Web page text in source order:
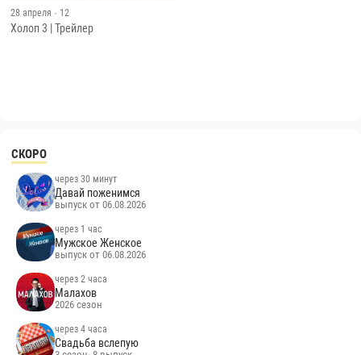
28 апреля · 12
Холоп 3 | Трейлер
СКОРО
через 30 минут
Давай поженимся
выпуск от 06.08.2026
через 1 час
Мужское Женское
выпуск от 06.08.2026
через 2 часа
Малахов
2026 сезон
через 4 часа
Свадьба вслепую